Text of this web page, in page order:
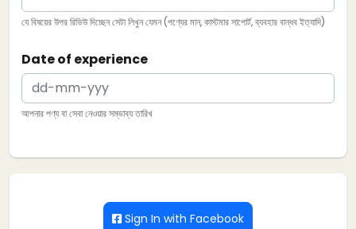
যে বিষয়ের উপর রিভিউ দিচ্ছেন সেটা লিখুন যেমন (পণ্যের মান, কাস্টমার সাপোর্ট, ব্যবহার বান্ধব ইত্যাদি)
Date of experience
আপনার পণ্য বা সেবা নেওয়ার সম্ভাব্য তারিখ
Sign In with Facebook